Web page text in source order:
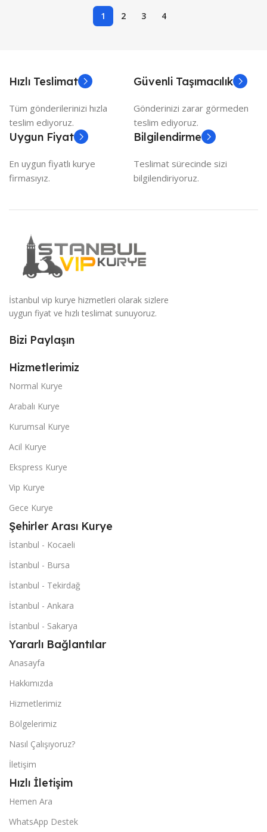
1 2 3 4
Hızlı Teslimat
Tüm gönderilerinizi hızla
teslim ediyoruz.
Güvenli Taşımacılık
Gönderinizi zarar görmeden
teslim ediyoruz.
Uygun Fiyat
En uygun fiyatlı kurye
firmasıyız.
Bilgilendirme
Teslimat sürecinde sizi
bilgilendiriyoruz.
İstanbul vip kurye hizmetleri olarak sizlere
uygun fiyat ve hızlı teslimat sunuyoruz.
Bizi Paylaşın
Hizmetlerimiz
Normal Kurye
Arabalı Kurye
Kurumsal Kurye
Acil Kurye
Ekspress Kurye
Vip Kurye
Gece Kurye
Şehirler Arası Kurye
İstanbul - Kocaeli
İstanbul - Bursa
İstanbul - Tekirdağ
İstanbul - Ankara
İstanbul - Sakarya
Yararlı Bağlantılar
Anasayfa
Hakkımızda
Hizmetlerimiz
Bölgelerimiz
Nasıl Çalışıyoruz?
İletişim
Hızlı İletişim
Hemen Ara
WhatsApp Destek